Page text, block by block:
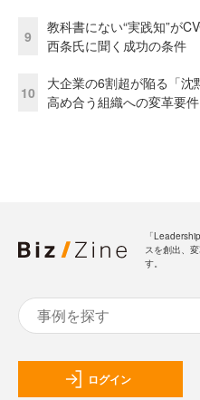
9
教科書にない“実践知”が
西条氏に聞く成功の条件
10
大企業の6割超が陥る「沈
高め合う組織への変革要件
「
スを創出、
す。
ログイン